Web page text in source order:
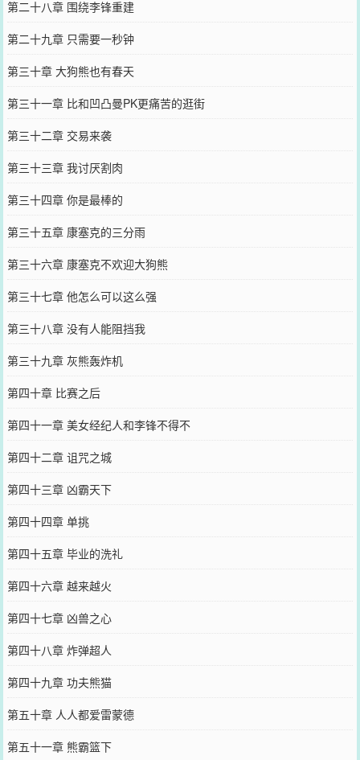
第二十八章 围绕李锋重建
第二十九章 只需要一秒钟
第三十章 大狗熊也有春天
第三十一章 比和凹凸曼PK更痛苦的逛街
第三十二章 交易来袭
第三十三章 我讨厌割肉
第三十四章 你是最棒的
第三十五章 康塞克的三分雨
第三十六章 康塞克不欢迎大狗熊
第三十七章 他怎么可以这么强
第三十八章 没有人能阻挡我
第三十九章 灰熊轰炸机
第四十章 比赛之后
第四十一章 美女经纪人和李锋不得不
第四十二章 诅咒之城
第四十三章 凶霸天下
第四十四章 单挑
第四十五章 毕业的洗礼
第四十六章 越来越火
第四十七章 凶兽之心
第四十八章 炸弹超人
第四十九章 功夫熊猫
第五十章 人人都爱雷蒙德
第五十一章 熊霸篮下